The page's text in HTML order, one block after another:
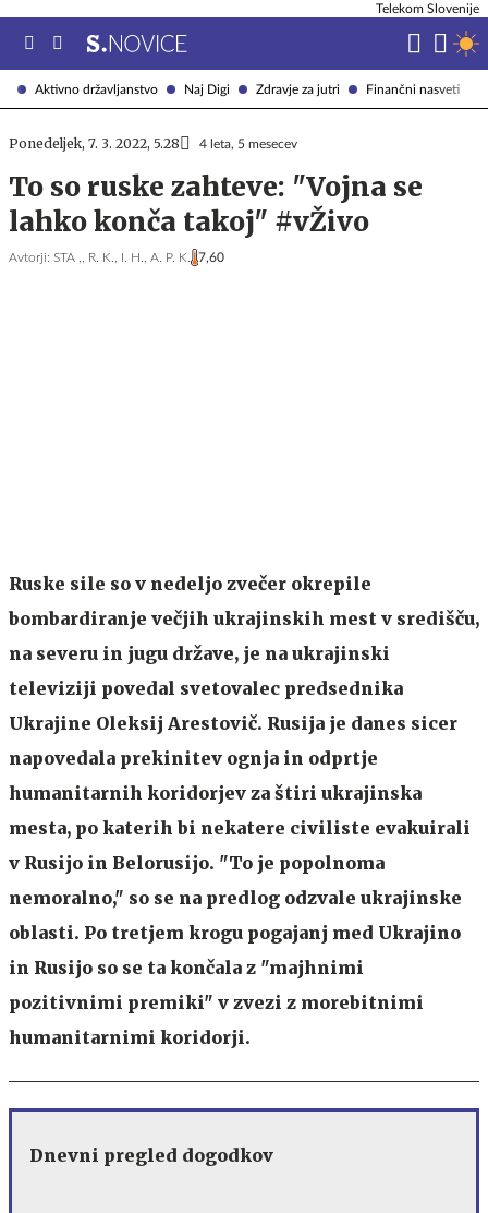
Aktivno državljanstvo Naj Digi Zdravje za jutri Finančni nasveti
Telekom Slovenije
Ponedeljek, 7. 3. 2022, 5.28 4 leta, 5 mesecev
To so ruske zahteve: "Vojna se
lahko konča takoj" #vŽivo
Avtorji: STA ,, R. K., I. H., A. P. K. 7,60
Ruske sile so v nedeljo zvečer okrepile
bombardiranje večjih ukrajinskih mest v središču,
na severu in jugu države, je na ukrajinski
televiziji povedal svetovalec predsednika
Ukrajine Oleksij Arestovič. Rusija je danes sicer
napovedala prekinitev ognja in odprtje
humanitarnih koridorjev za štiri ukrajinska
mesta, po katerih bi nekatere civiliste evakuirali
v Rusijo in Belorusijo. "To je popolnoma
nemoralno," so se na predlog odzvale ukrajinske
oblasti. Po tretjem krogu pogajanj med Ukrajino
in Rusijo so se ta končala z "majhnimi
pozitivnimi premiki" v zvezi z morebitnimi
humanitarnimi koridorji.
Dnevni pregled dogodkov